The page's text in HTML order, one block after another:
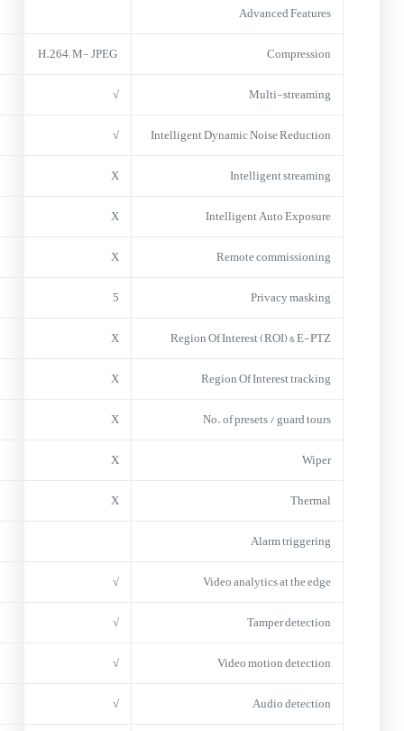
Advanced Features
Compression
Multi-streaming
√
Intelligent Dynamic Noise Reduction
√
Intelligent streaming
X
Intelligent Auto Exposure
X
Remote commissioning
X
Privacy masking
5
Region Of Interest (ROI) & E-PTZ
X
Region Of Interest tracking
X
No. of presets / guard tours
X
Wiper
X
Thermal
X
Alarm triggering
Video analytics at the edge
√
Tamper detection
√
Video motion detection
√
Audio detection
√